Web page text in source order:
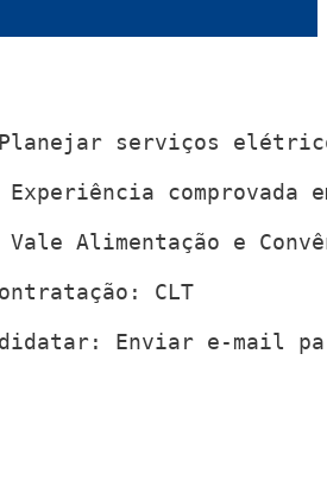
serviços
Vale Alimentação e
CLT
Enviar e-mail